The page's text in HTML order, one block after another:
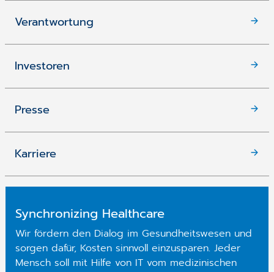
Verantwortung
Investoren
Presse
Karriere
Synchronizing Healthcare
Wir fördern den Dialog im Gesundheitswesen und
sorgen dafür, Kosten sinnvoll einzusparen. Jeder
Mensch soll mit Hilfe von IT vom medizinischen